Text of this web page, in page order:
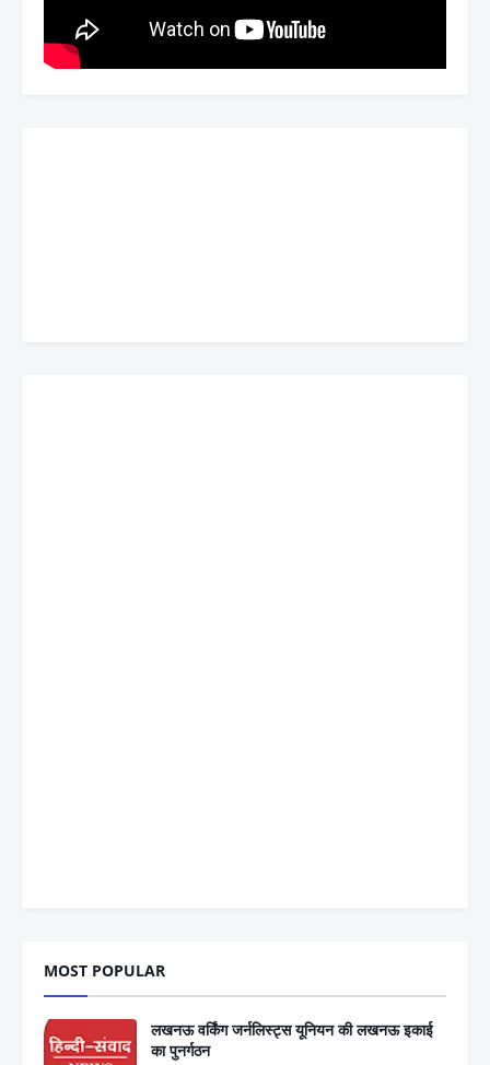
MOST POPULAR
लखनऊ वर्किंग जर्नलिस्ट्स यूनियन की लखनऊ इकाई
का पुनर्गठन